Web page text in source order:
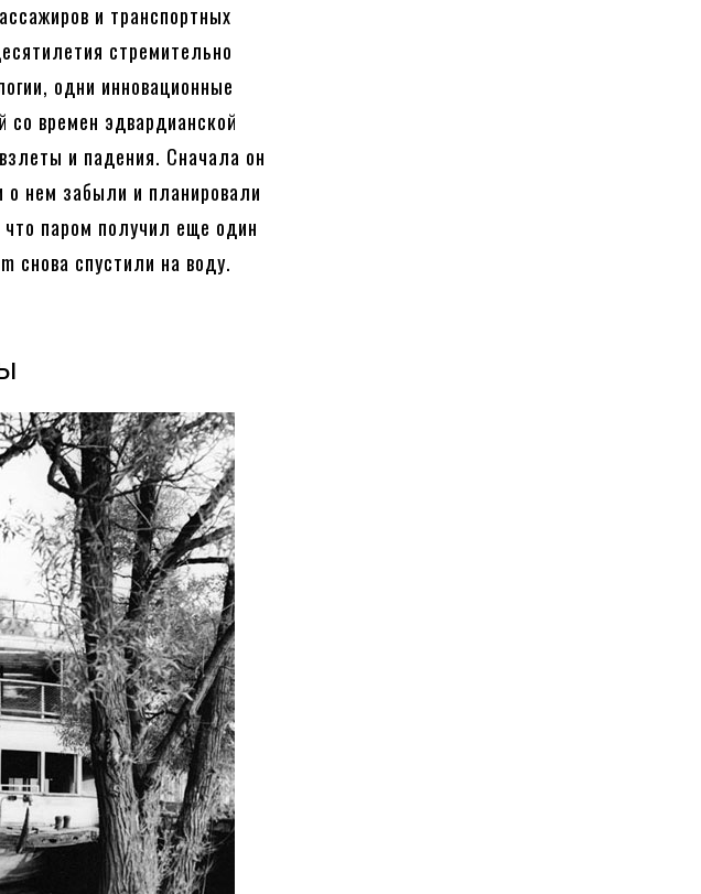
и транспортных
стремительно
одни инновационные
времен эдвардианской
и падения. Сначала он
нем забыли и планировали
паром получил еще один
снова спустили на воду.